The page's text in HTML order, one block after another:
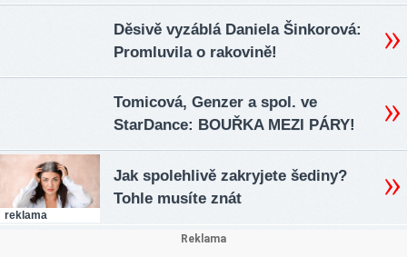
Děsivě vyzáblá Daniela Šinkorová:
Promluvila o rakovině!
Tomicová, Genzer a spol. ve
StarDance: BOUŘKA MEZI PÁRY!
reklama
Jak spolehlivě zakryjete šediny?
Tohle musíte znát